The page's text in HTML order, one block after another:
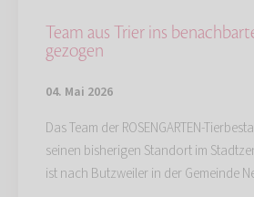
Team aus Trier ins
gezogen
04. Mai 2026
Das Team der ROSENGARTEN-
seinen bisherigen Standort im
ist nach Butzweiler in der Gemeinde